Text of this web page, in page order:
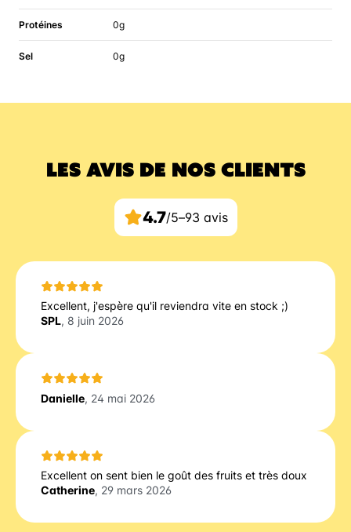
Protéines 0g
Sel 0g
LES AVIS DE NOS CLIENTS
4.7/5–93 avis
Excellent, j'espère qu'il reviendra vite en stock ;)
SPL, 8 juin 2026
Danielle, 24 mai 2026
Excellent on sent bien le goût des fruits et très doux
Catherine, 29 mars 2026